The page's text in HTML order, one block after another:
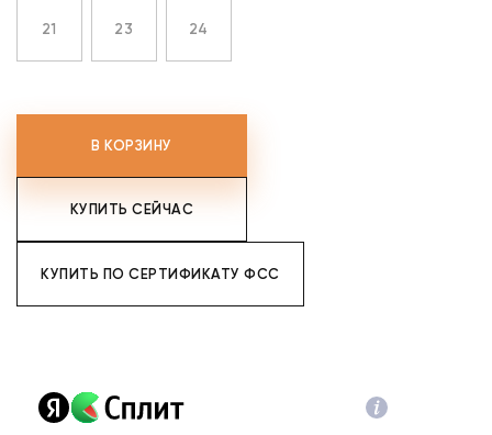
21 23 24
В КОРЗИНУ
КУПИТЬ СЕЙЧАС
КУПИТЬ ПО СЕРТИФИКАТУ ФСС